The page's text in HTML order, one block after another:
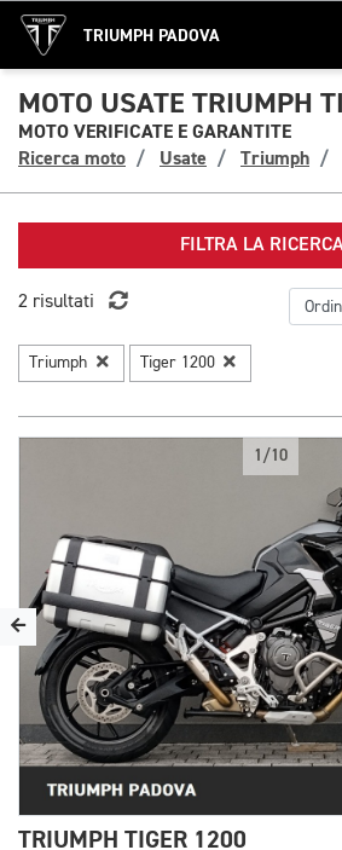
TRIUMPH PADOVA
MOTO USATE TRIUMPH
MOTO VERIFICATE E GARANTITE
Ricerca moto
Usate Triumph
FILTRA LA
2 risultati
Triumph Tiger 1200
1/10
TRIUMPH TIGER 1200